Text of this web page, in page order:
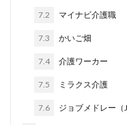
7.2 マイナビ介護職
7.3 かいご畑
7.4 介護ワーカー
7.5 ミラクス介護
7.6 ジョブメドレー
お仕事ラボ
エン
40代
CE
LITALICO仕事ナビ